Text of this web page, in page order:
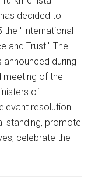
decided to
the "International
and Trust." The
announced during
meeting of the
of
resolution
standing, promote
celebrate the